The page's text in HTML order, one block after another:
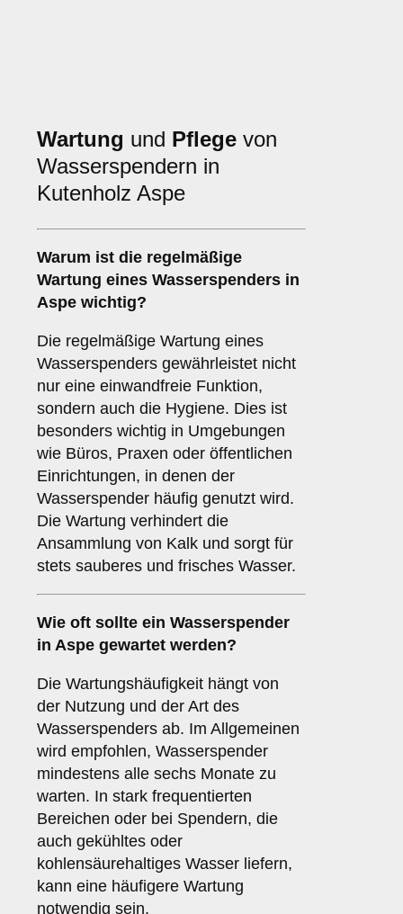
Wartung und Pflege von
Wasserspendern in
Kutenholz Aspe
Warum ist die regelmäßige
Wartung eines Wasserspenders in
Aspe wichtig?
Die regelmäßige Wartung eines
Wasserspenders gewährleistet nicht
nur eine einwandfreie Funktion,
sondern auch die Hygiene. Dies ist
besonders wichtig in Umgebungen
wie Büros, Praxen oder öffentlichen
Einrichtungen, in denen der
Wasserspender häufig genutzt wird.
Die Wartung verhindert die
Ansammlung von Kalk und sorgt für
stets sauberes und frisches Wasser.
Wie oft sollte ein Wasserspender
in Aspe gewartet werden?
Die Wartungshäufigkeit hängt von
der Nutzung und der Art des
Wasserspenders ab. Im Allgemeinen
wird empfohlen, Wasserspender
mindestens alle sechs Monate zu
warten. In stark frequentierten
Bereichen oder bei Spendern, die
auch gekühltes oder
kohlensäurehaltiges Wasser liefern,
kann eine häufigere Wartung
notwendig sein.